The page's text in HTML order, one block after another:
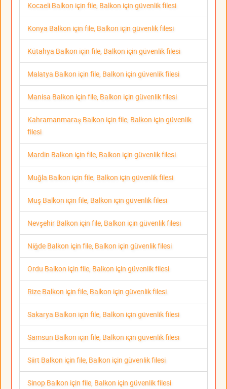
Kocaeli Balkon için file, Balkon için güvenlik filesi
Konya Balkon için file, Balkon için güvenlik filesi
Kütahya Balkon için file, Balkon için güvenlik filesi
Malatya Balkon için file, Balkon için güvenlik filesi
Manisa Balkon için file, Balkon için güvenlik filesi
Kahramanmaraş Balkon için file, Balkon için güvenlik
filesi
Mardin Balkon için file, Balkon için güvenlik filesi
Muğla Balkon için file, Balkon için güvenlik filesi
Muş Balkon için file, Balkon için güvenlik filesi
Nevşehir Balkon için file, Balkon için güvenlik filesi
Niğde Balkon için file, Balkon için güvenlik filesi
Ordu Balkon için file, Balkon için güvenlik filesi
Rize Balkon için file, Balkon için güvenlik filesi
Sakarya Balkon için file, Balkon için güvenlik filesi
Samsun Balkon için file, Balkon için güvenlik filesi
Siirt Balkon için file, Balkon için güvenlik filesi
Sinop Balkon için file, Balkon için güvenlik filesi